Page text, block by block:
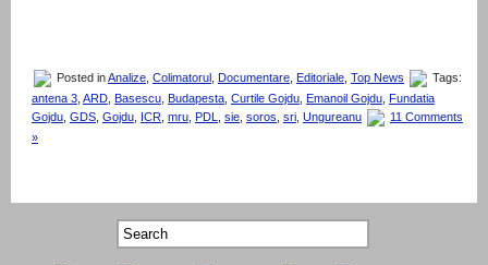
Posted inAnalize Colimatorul Documentare Editoriale Top News
Tags:
antena 3 ARD Basescu Budapesta Curtile Gojdu Emanoil Gojdu
Fundatia
Gojdu GDS Gojdu ICR mru PDL sie soros sri Ungureanu
11 Comments
»